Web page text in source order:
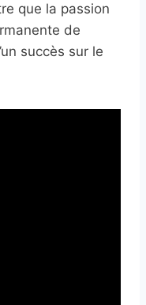
que la passion
de
succès sur le